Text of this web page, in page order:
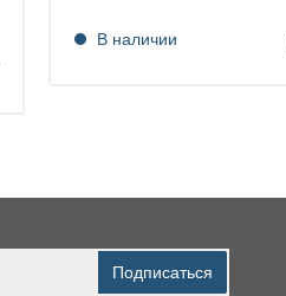
В наличии
Подписаться